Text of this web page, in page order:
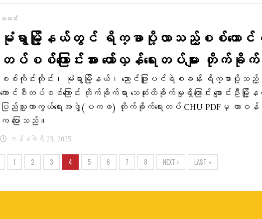
သတင်း
မုံရွာမြို့နယ်တွင် ရိက္ခာပို့လာသည့်စစ်ကော
တပ်စစ်ကြောင်းအား တော်လှန်ရေးတပ်များ တိုက်ခိုက်
စစ်ကိုင်းတိုင်း၊ မုံရွာမြို့နယ်၊ ညောင်ဖြူပင်ရဲစခန်း ရိက္ခာပို့သ
ကောင်စီတပ်စစ်ကြောင်း တိုက်ခိုက်ရာ သေဆုံးထိခိုက်မှုရှိကြောင်း ချောင်းဦးမြို့
ပြည်သူ့ကာကွယ်ရေးအဖွဲ့(ပကဖ) တိုက်ခိုက်​ရေးတပ် CHU PDFမှ တာဝ
က ပြောသည်။
ဇန်နဝါရီ 23, 2025
1 2 3 4 5 6 7 8 NEXT › LAST »